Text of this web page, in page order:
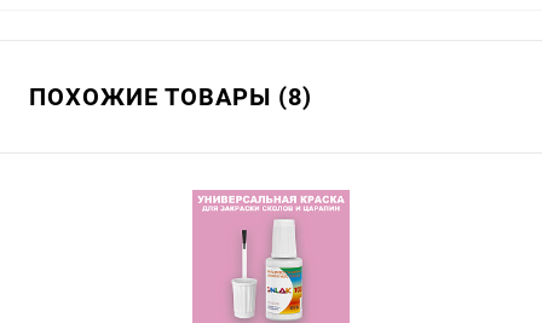
ПОХОЖИЕ ТОВАРЫ (8)